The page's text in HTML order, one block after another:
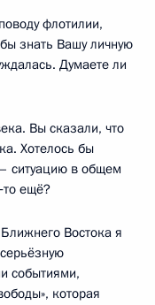
флотилии,
знать Вашу личную
Думаете ли
Вы сказали, что
Хотелось бы
ситуацию в общем
ещё?
Востока я
событиями,
которая